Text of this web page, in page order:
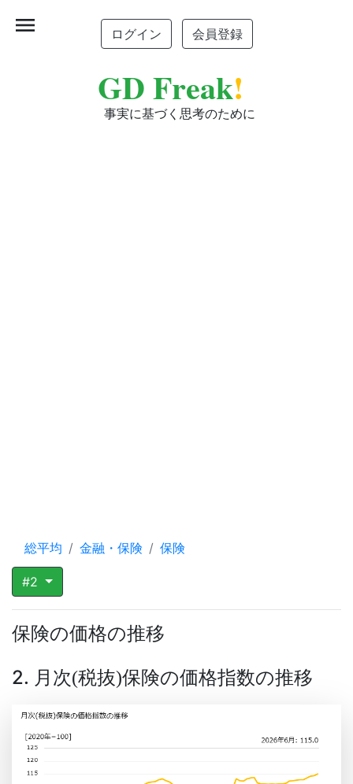
ログイン 会員登録
GD Freak!
事実に基づく思考のために
menu
総平均 金融・保険 保険
#2
保険の価格の推移
2. 月次(税抜)保険の価格指数の推移